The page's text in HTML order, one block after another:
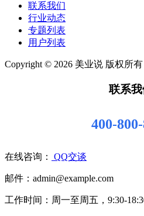
联系我们
行业动态
专题列表
用户列表
Copyright © 2026 美业说 版权所有
联系我
400-
在线咨询： QQ交谈
邮件：admin@example.com
工作时间：周一至周五，9:30-